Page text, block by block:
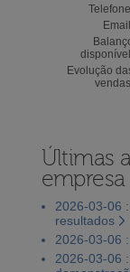
Evolução
Últimas
empresa
2026-03-06
resultados
2026-03-06
2026-03-06